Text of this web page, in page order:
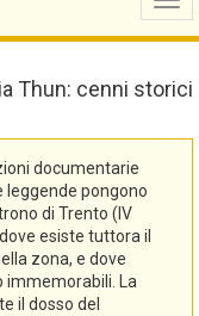
Thun: cenni storici
documentarie
leggende pongono
di Trento (IV
esiste tuttora il
zona, e dove
immemorabili. La
il dosso del